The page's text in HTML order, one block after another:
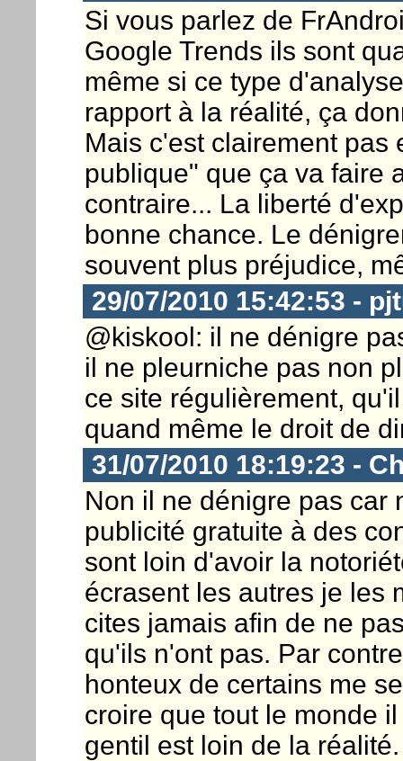
Si vous parlez de
Google Trends ils sont
même si ce type
rapport à la réalité, ça
Mais c'est clairement pas
publique" que ça va faire
contraire... La liberté
bonne chance. Le
souvent plus préjudice,
29/07/2010 15:42:53 -
@kiskool: il ne dénigre
il ne pleurniche pas non
ce site régulièrement,
quand même le droit de
31/07/2010 18:19:23 -
Non il ne dénigre pas car
publicité gratuite à des
sont loin d'avoir la
écrasent les autres je les
cites jamais afin de ne
qu'ils n'ont pas. Par
honteux de certains me
croire que tout le monde
gentil est loin de la réalité.